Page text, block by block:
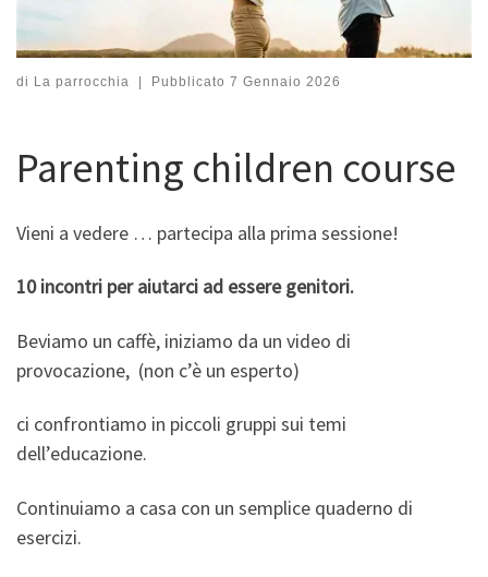
di La parrocchia | Pubblicato 7 Gennaio 2026
Parenting children course
Vieni a vedere … partecipa alla prima sessione!
10 incontri per aiutarci ad essere genitori.
Beviamo un caffè, iniziamo da un video di
provocazione, (non c’è un esperto)
ci confrontiamo in piccoli gruppi sui temi
dell’educazione.
Continuiamo a casa con un semplice quaderno di
esercizi.